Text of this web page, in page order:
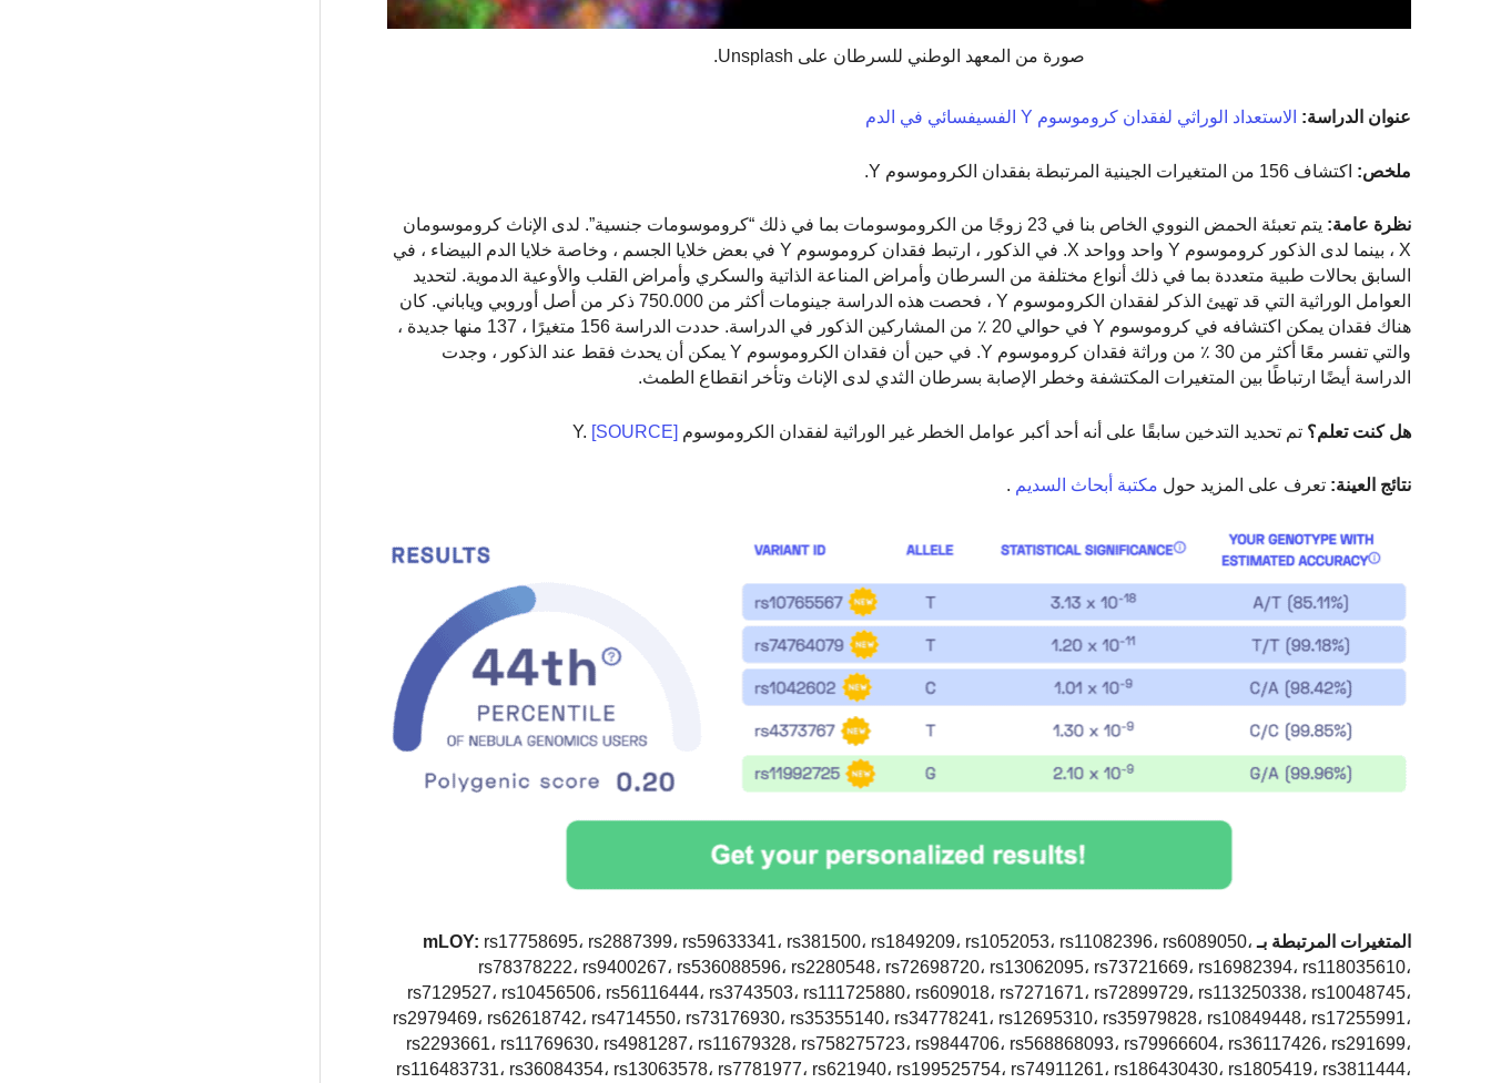
صورة من المعهد الوطني للسرطان على Unsplash.
عنوان الدراسة: الاستعداد الوراثي لفقدان كروموسوم Y الفسيفسائي في الدم
ملخص: اكتشاف 156 من المتغيرات الجينية المرتبطة بفقدان الكروموسوم Y.
نظرة عامة:
يتم تعبئة الحمض النووي الخاص بنا في 23 زوجًا من الكروموسومات بما في ذلك “كروموسومات جنسية”. لدى الإناث كروموسومان
X ، بينما لدى الذكور كروموسوم Y واحد وواحد X. في الذكور ، ارتبط فقدان كروموسوم Y في بعض خلايا الجسم ، وخاصة خلايا الدم البيضاء ، في
السابق بحالات طبية متعددة بما في ذلك أنواع مختلفة من السرطان وأمراض المناعة الذاتية والسكري وأمراض القلب والأوعية الدموية. لتحديد
العوامل الوراثية التي قد تهيئ الذكر لفقدان الكروموسوم Y ، فحصت هذه الدراسة جينومات أكثر من 750.000 ذكر من أصل أوروبي وياباني. كان
هناك فقدان يمكن اكتشافه في كروموسوم Y في حوالي 20 ٪ من المشاركين الذكور في الدراسة. حددت الدراسة 156 متغيرًا ، 137 منها جديدة ،
والتي تفسر معًا أكثر من 30 ٪ من وراثة فقدان كروموسوم Y. في حين أن فقدان الكروموسوم Y يمكن أن يحدث فقط عند الذكور ، وجدت
الدراسة أيضًا ارتباطًا بين المتغيرات المكتشفة وخطر الإصابة بسرطان الثدي لدى الإناث وتأخر انقطاع الطمث.
هل كنت تعلم؟ تم تحديد التدخين سابقًا على أنه أحد أكبر عوامل الخطر غير الوراثية لفقدان الكروموسوم Y. [SOURCE]
نتائج العينة: تعرف على المزيد حول مكتبة أبحاث السديم .
المتغيرات المرتبطة بـ mLOY: rs17758695، rs2887399، rs59633341، rs381500، rs1849209، rs1052053، rs11082396، rs6089050،
rs78378222، rs9400267، rs536088596، rs2280548، rs72698720، rs13062095، rs73721669، rs16982394، rs118035610،
rs7129527، rs10456506، rs56116444، rs3743503، rs111725880، rs609018، rs7271671، rs72899729، rs113250338، rs10048745،
rs2979469، rs62618742، rs4714550، rs73176930، rs35355140، rs34778241، rs12695310، rs35979828، rs10849448، rs17255991،
rs2293661، rs11769630، rs4981287، rs11679328، rs758275723، rs9844706، rs568868093، rs79966604، rs36117426، rs291699،
rs116483731، rs36084354، rs13063578، rs7781977، rs621940، rs199525754، rs74911261، rs186430430، rs1805419، rs3811444،